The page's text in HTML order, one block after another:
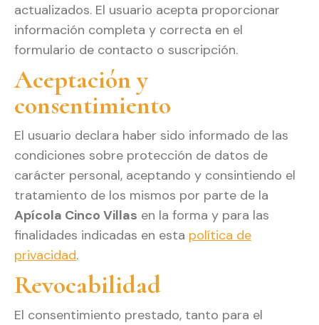
actualizados. El usuario acepta proporcionar
información completa y correcta en el
formulario de contacto o suscripción.
Aceptación y
consentimiento
El usuario declara haber sido informado de las
condiciones sobre protección de datos de
carácter personal, aceptando y consintiendo el
tratamiento de los mismos por parte de la
Apícola Cinco Villas en la forma y para las
finalidades indicadas en esta política de
privacidad.
Revocabilidad
El consentimiento prestado, tanto para el